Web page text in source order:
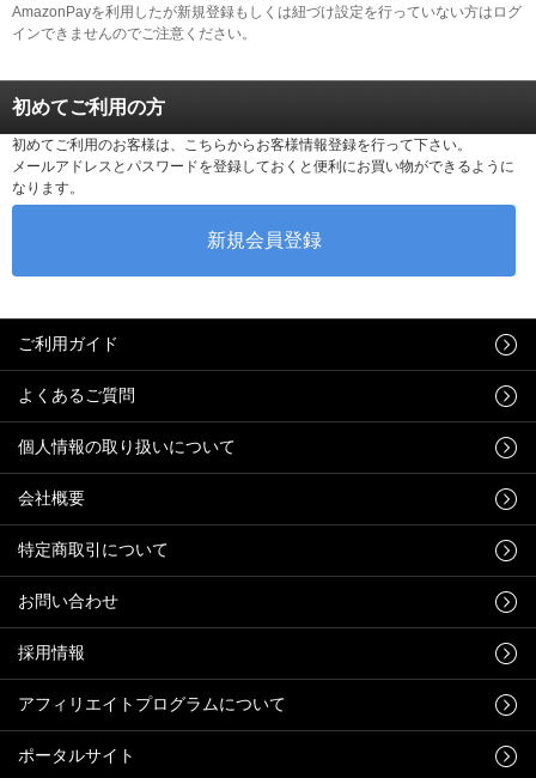
AmazonPayを利用したが新規登録もしくは紐づけ設定を行っていない方はログ
インできませんのでご注意ください。
初めてご利用の方
初めてご利用のお客様は、こちらからお客様情報登録を行って下さい。
メールアドレスとパスワードを登録しておくと便利にお買い物ができるように
なります。
ご利用ガイド
よくあるご質問
個人情報の取り扱いについて
会社概要
特定商取引について
お問い合わせ
採用情報
アフィリエイトプログラムについて
ポータルサイト